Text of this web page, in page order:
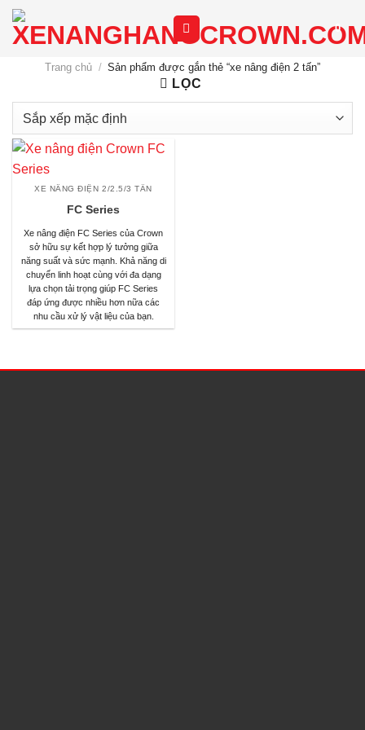
Chuyển
đến
0
Trang chủ / Sản phẩm được gắn thẻ “xe nâng điện 2 tấn”
LỌC
XE NÂNG ĐIỆN 2/2.5/3 TẤN
FC Series
Xe nâng điện FC Series của Crown
sở hữu sự kết hợp lý tưởng giữa
năng suất và sức mạnh. Khả năng di
chuyển linh hoạt cùng với đa dạng
lựa chọn tải trọng giúp FC Series
đáp ứng được nhiều hơn nữa các
nhu cầu xử lý vật liệu của bạn.